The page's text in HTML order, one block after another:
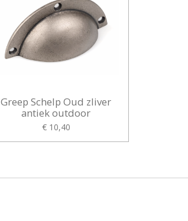
Greep Schelp Oud zliver
antiek outdoor
€ 10,40